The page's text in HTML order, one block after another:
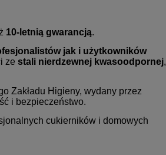
10-letnią gwarancją.
jak i użytkowników
ze stali nierdzewnej kwasoodpornej,
Zakładu Higieny, wydany przez
i bezpieczeństwo.
cukierników i domowych